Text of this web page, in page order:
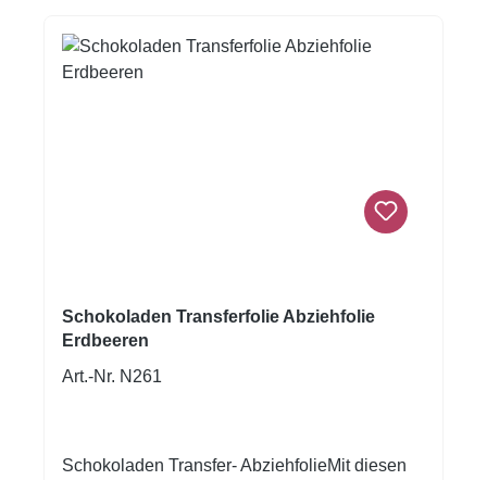
Schokoladen Transferfolie Abziehfolie
Erdbeeren
Art.-Nr. N261
Schokoladen Transfer- AbziehfolieMit diesen